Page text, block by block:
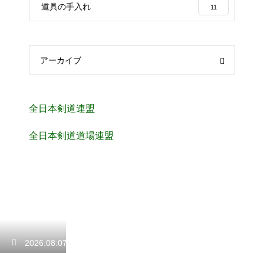
道具の手入れ 11
アーカイブ
全日本剣道連盟
全日本剣道道場連盟
2026.08.07